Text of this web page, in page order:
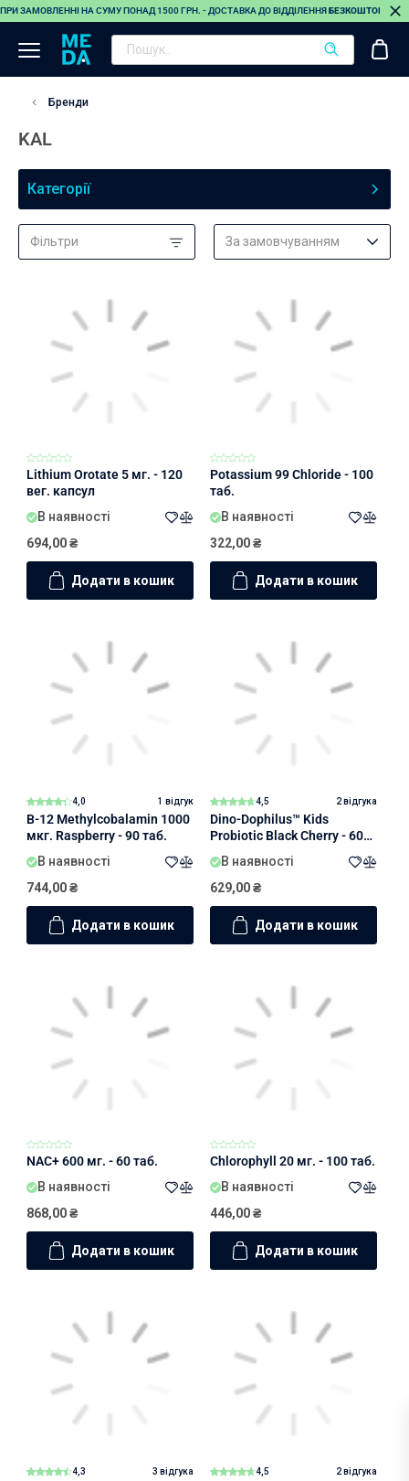
ПРИ ЗАМОВЛЕННІ НА СУМУ ПОНАД 1500 ГРН. - ДОСТАВКА ДО ВІДДІЛЕННЯБЕЗКОШТОВНА
Бренди
KAL
Категорії
Фільтри За замовчуванням
Lithium Orotate 5 мг. - 120
вег. капсул
В наявності
694,00₴
Додати в кошик
Potassium 99 Chloride - 100
таб.
В наявності
322,00₴
Додати в кошик
4,0 1 відгук
B-12 Methylcobalamin 1000
мкг. Raspberry - 90 таб.
В наявності
744,00₴
Додати в кошик
4,5 2 відгука
Dino-Dophilus™ Kids
Probiotic Black Cherry - 60
жув. таб.
В наявності
629,00₴
Додати в кошик
NAC+ 600 мг. - 60 таб.
В наявності
868,00₴
Додати в кошик
Chlorophyll 20 мг. - 100 таб.
В наявності
446,00₴
Додати в кошик
4,3 3 відгука 4,5 2 відгука